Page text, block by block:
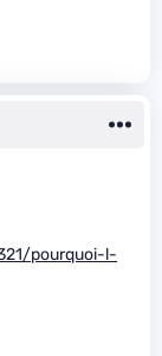
pourquoi-l-